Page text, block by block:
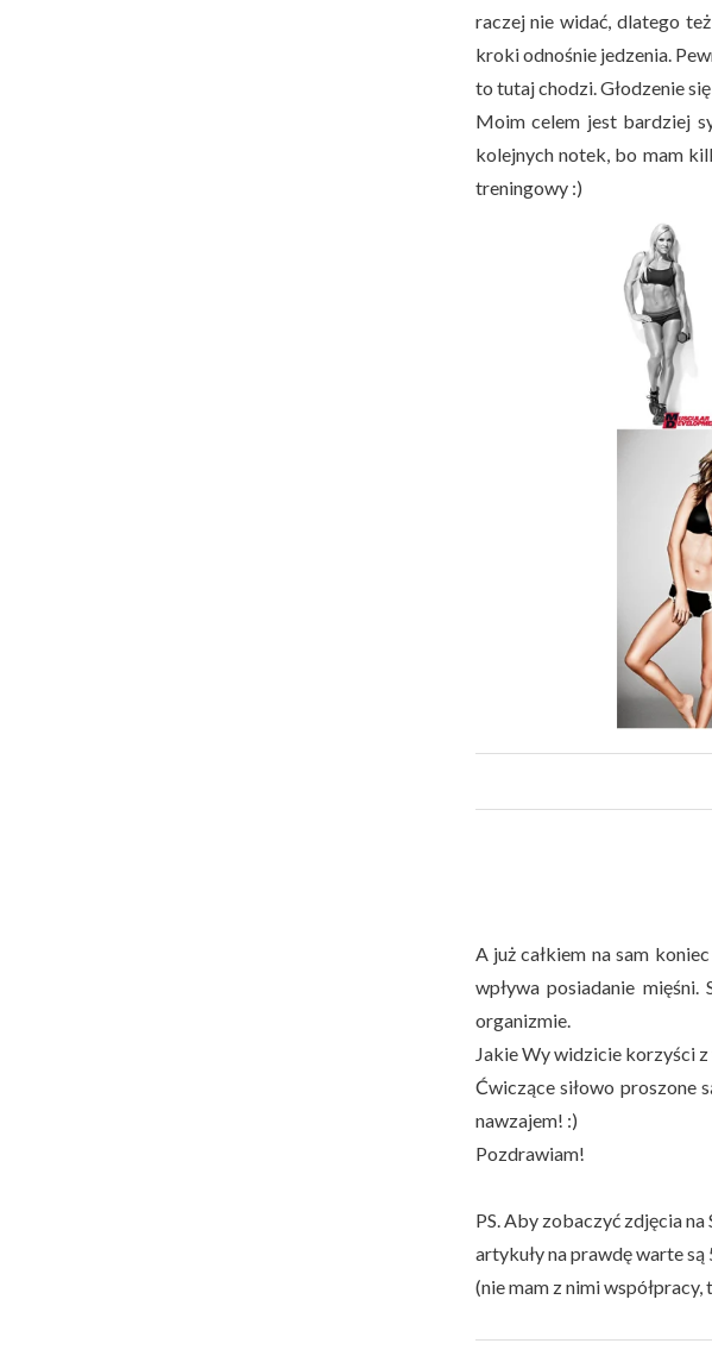
raczej nie widać, dlatego
kroki odnośnie jedzenia.
to tutaj chodzi. Głodzenie
Moim celem jest bardziej
kolejnych notek, bo mam
treningowy :)
A już całkiem na sam koniec
wpływa posiadanie
organizmie.
Jakie Wy widzicie korzyści
Ćwiczące siłowo proszone
nawzajem! :)
Pozdrawiam!
PS. Aby zobaczyć zdjęcia
artykuły na prawdę warte
(nie mam z nimi